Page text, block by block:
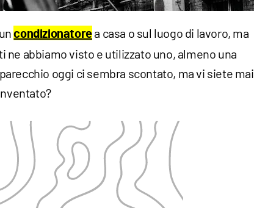
condizionatorea casa o sul luogo di lavoro, ma
ne abbiamo visto e utilizzato uno, almeno una
oggi ci sembra scontato, ma vi siete mai